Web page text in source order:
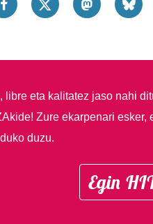
libre eta kalitatez jaso nahi
Zure ekarpenari esker,
duzu.
Egin